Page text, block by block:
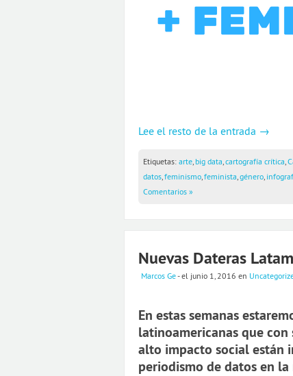
Lee el resto de la entrada →
Etiquetas: arte, big data,cartografía crítica,
datos,feminismo,feminista,género,
Comentarios »
Nuevas Dateras Latam
Marcos Ge- el junio 1, 2016 en
En estas semanas
latinoamericanas que
alto impacto social están
periodismo de datos en la